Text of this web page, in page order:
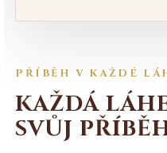
PŘÍBĚH V KAŽDÉ
KAŽDÁ
SVŮJ